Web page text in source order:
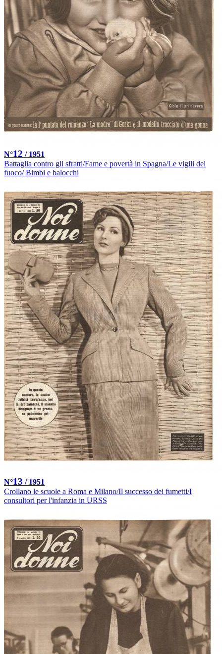
N°12 / 1951
Battaglia contro gli sfratti/Fame e povertà in Spagna/Le vigili del
fuoco/ Bimbi e balocchi
N°13 / 1951
Crollano le scuole a Roma e Milano/Il successo dei fumetti/I
consultori per l'infanzia in URSS